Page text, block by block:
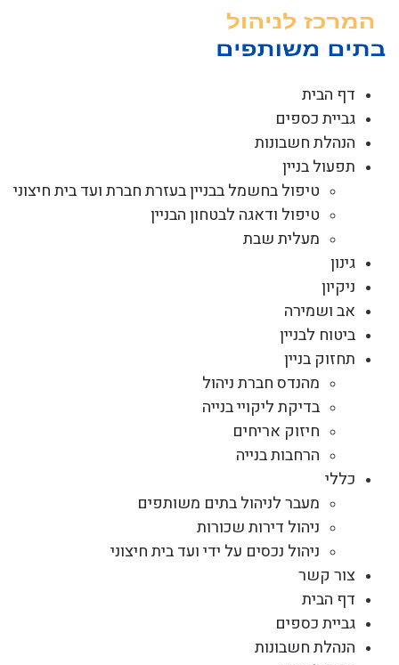
דף הבית
גביית כספים
הנהלת חשבונות
תפעול בניין
טיפול בחשמל בבניין בעזרת חברת ועד בית חיצוני
טיפול ודאגה לבטחון הבניין
מעלית שבת
גינון
ניקיון
אב ושמירה
ביטוח לבניין
תחזוק בניין
מהנדס חברת ניהול
בדיקת ליקויי בנייה
חיזוק אריחים
הרחבות בנייה
כללי
מעבר לניהול בתים משותפים
ניהול דירות שכורות
ניהול נכסים על ידי ועד בית חיצוני
צור קשר
דף הבית
גביית כספים
הנהלת חשבונות